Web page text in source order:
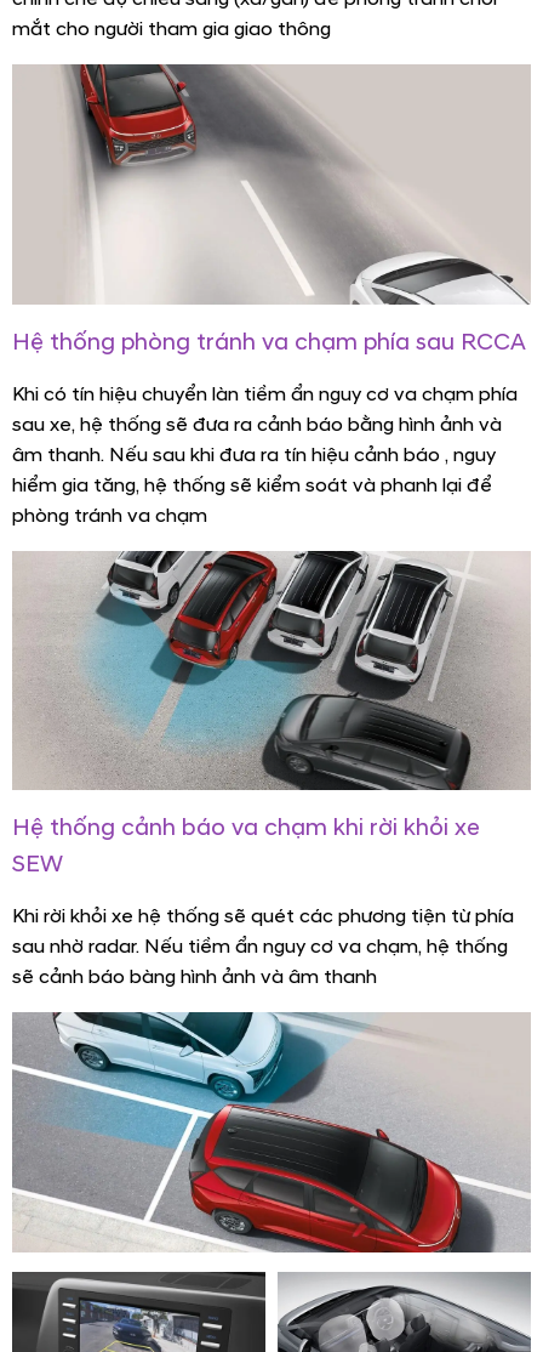
mắt cho người tham gia giao thông
Hệ thống phòng tránh va chạm phía sau RCCA
Khi có tín hiệu chuyển làn tiềm ẩn nguy cơ va chạm phía
sau xe, hệ thống sẽ đưa ra cảnh báo bằng hình ảnh và
âm thanh. Nếu sau khi đưa ra tín hiệu cảnh báo , nguy
hiểm gia tăng, hệ thống sẽ kiểm soát và phanh lại để
phòng tránh va chạm
Hệ thống cảnh báo va chạm khi rời khỏi xe
SEW
Khi rời khỏi xe hệ thống sẽ quét các phương tiện từ phía
sau nhờ radar. Nếu tiềm ẩn nguy cơ va chạm, hệ thống
sẽ cảnh báo bàng hình ảnh và âm thanh
Tôi đồng ý cho phép Hyundai Hải Phòng thu thập thông tin
mà tôi cung cấp nhằm mục đích tư vấn theo
mật thông tin.
Tính trả góp Tính lăn bánh
NHẬN BÁO GIÁ NGAY